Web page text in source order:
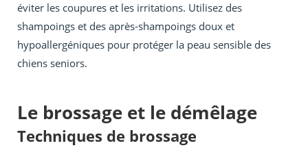
éviter les coupures et les irritations. Utilisez des
shampoings et des après-shampoings doux et
hypoallergéniques pour protéger la peau sensible des
chiens seniors.
Le brossage et le démêlage
Techniques de brossage